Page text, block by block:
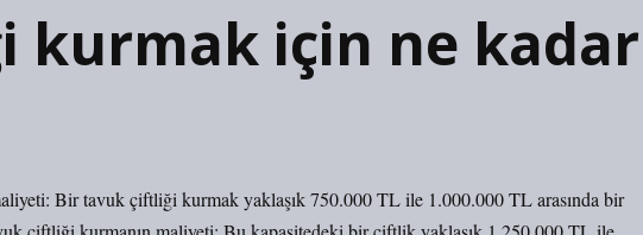
kurmak için ne kadar
Bir tavuk çiftliği kurmak yaklaşık 750.000 TL ile 1.000.000 TL arasında bir